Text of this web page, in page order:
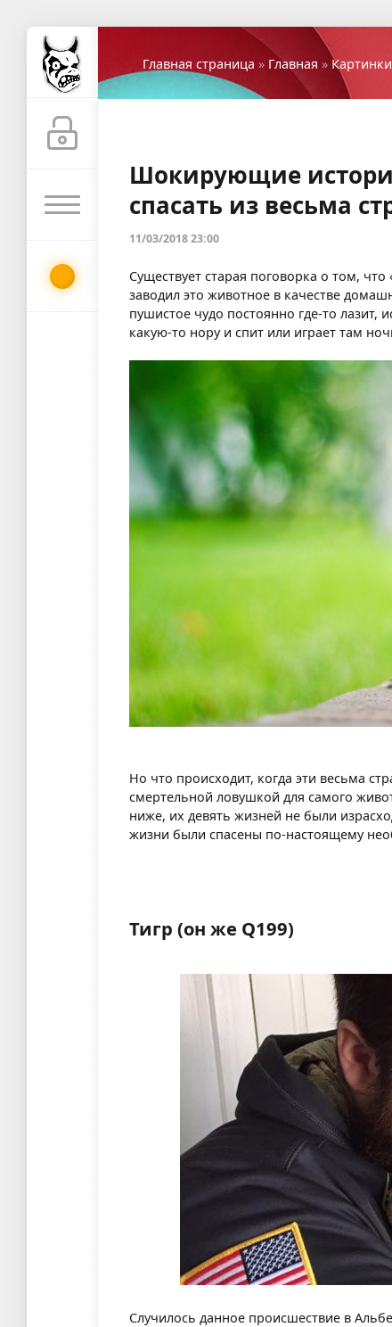
Главная страница » Главная » Картинки
Шокирующие
спасать из весьма
11/03/2018 23:00
Существует старая поговорка о том,
заводил это животное в качестве
пушистое чудо постоянно где-то лазит,
какую-то нору и спит или играет там
Но что происходит, когда эти весьма
смертельной ловушкой для самого
ниже, их девять жизней не были
жизни были спасены по-настоящему
Тигр (он же Q199)
Случилось данное происшествие в